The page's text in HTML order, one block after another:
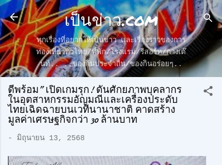
ข้ามไปที่เนื้อหาหลัก
เป็นข่าว.com
ทุกเรื่องที่อยากให้เป็นข่าว และเรื่องราวของการ
ท่องเที่ยวทั่วไทย/ที่พัก/โรงแรม/รีสอร์ท/กางเต๊
นท์.. ..ของกินประจำถื่น/ของกินอร่อยๆ..
ดีพร้อม” เปิดเกมรุก! ดันศักยภาพบุคลากร
ในอุตสาหกรรมอัญมณีและเครื่องประดับ
ไทยเฉิดฉายบนเวทีนานาชาติ คาดสร้าง
มูลค่าเศรษฐกิจกว่า 30 ล้านบาท
- มิถุนายน 13, 2568